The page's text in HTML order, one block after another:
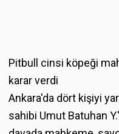
Pitbull cinsi köpeği
karar verdi
Ankara'da dört kişiyi
sahibi Umut Batuhan